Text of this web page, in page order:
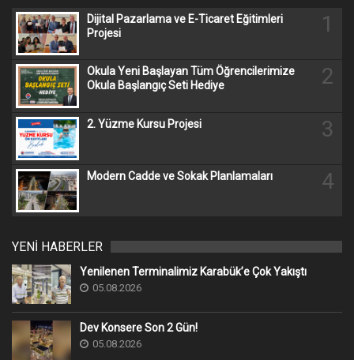
Dijital Pazarlama ve E-Ticaret Eğitimleri
Projesi
1
Okula Yeni Başlayan Tüm Öğrencilerimize
Okula Başlangıç Seti Hediye
2
2. Yüzme Kursu Projesi 3
Modern Cadde ve Sokak Planlamaları 4
YENİ HABERLER
Yenilenen Terminalimiz Karabük’e Çok Yakıştı
05.08.2026
Dev Konsere Son 2️ Gün!
05.08.2026